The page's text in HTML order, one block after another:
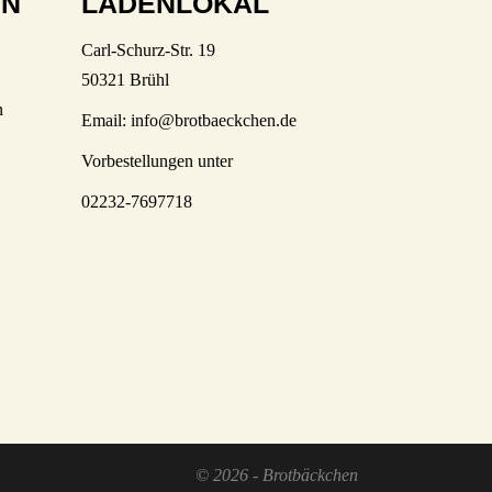
Carl-Schurz-Str. 19
50321 Brühl
Email: info@brotbaeckchen.de
Vorbestellungen unter
02232-7697718
© 2026 - Brotbäckchen